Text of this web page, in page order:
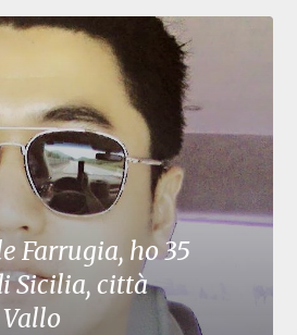
Farrugia, ho 35
Sicilia, città